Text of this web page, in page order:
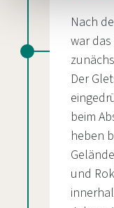
Nach
war
Der
beim
heben
und